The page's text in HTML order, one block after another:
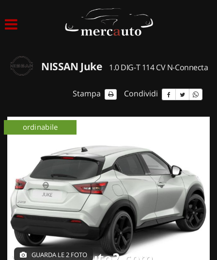
ACQUISTIAMO USATO
NOLEGGIO AUTO
NOLEGGIO LUNGO TERMINE
NOLEGGIO BREVE TERMINE
CONTATTI
NISSAN Juke 1.0 DIG-T 114 CV N-Connecta
Stampa Condividi
ordinabile
GUARDA LE 2 FOTO